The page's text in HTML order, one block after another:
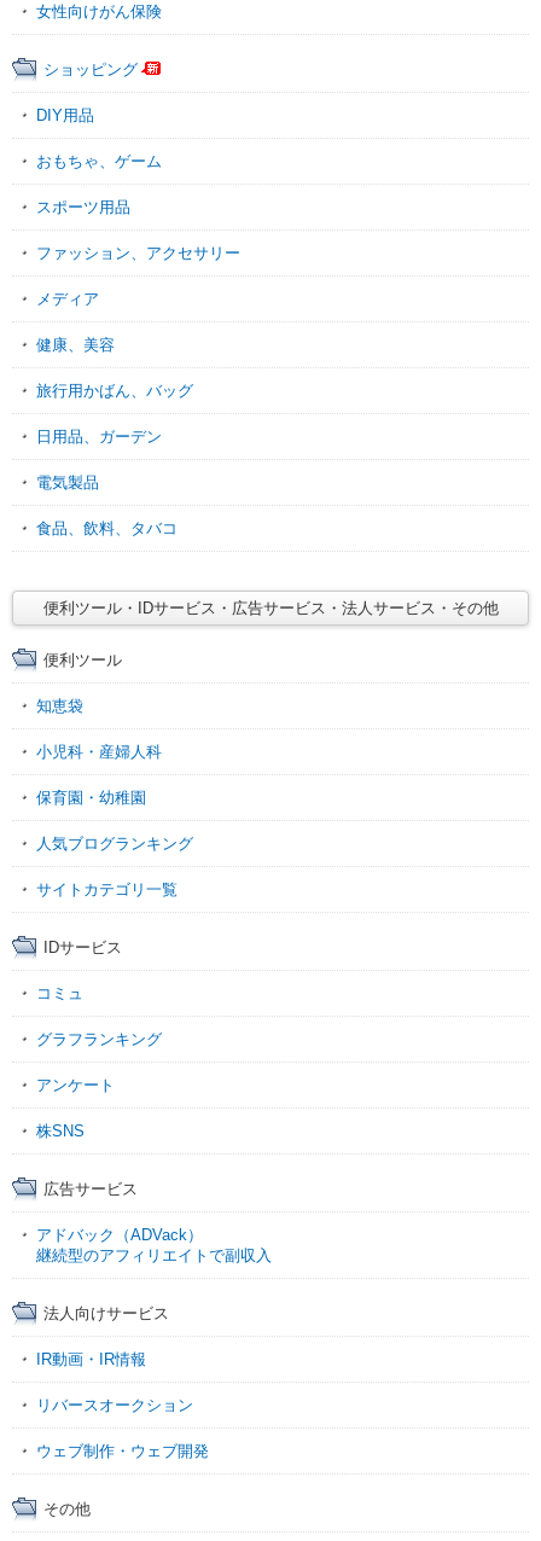
女性向けがん保険
ショッピング
DIY用品
おもちゃ、ゲーム
スポーツ用品
ファッション、アクセサリー
メディア
健康、美容
旅行用かばん、バッグ
日用品、ガーデン
電気製品
食品、飲料、タバコ
便利ツール・IDサービス・広告サービス・法人サービス・その他
便利ツール
知恵袋
小児科・産婦人科
保育園・幼稚園
人気ブログランキング
サイトカテゴリ一覧
IDサービス
コミュ
グラフランキング
アンケート
株SNS
広告サービス
アドバック（ADVack）
継続型のアフィリエイトで副収入
法人向けサービス
IR動画・IR情報
リバースオークション
ウェブ制作・ウェブ開発
その他